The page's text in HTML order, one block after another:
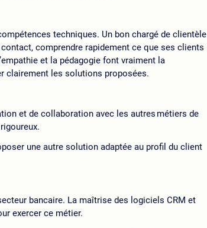
techniques. Un bon chargé de clientèle
comprendre rapidement ce que ses clients
et la pédagogie font vraiment la
clairement les solutions proposées.
et de collaboration avec les autres métiers de
une autre solution adaptée au profil du client
bancaire. La maîtrise des logiciels CRM et
exercer ce métier.